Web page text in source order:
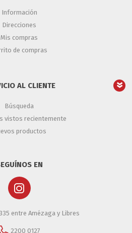
Información
Direcciones
Mis compras
de compras
AL CLIENTE
Búsqueda
vistos recientemente
productos
EN
entre Amézaga y Libres
2200 0127